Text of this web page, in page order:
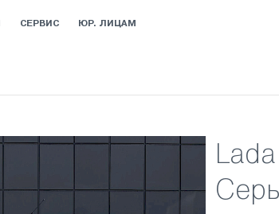
СЕРВИС ЮР. ЛИЦАМ